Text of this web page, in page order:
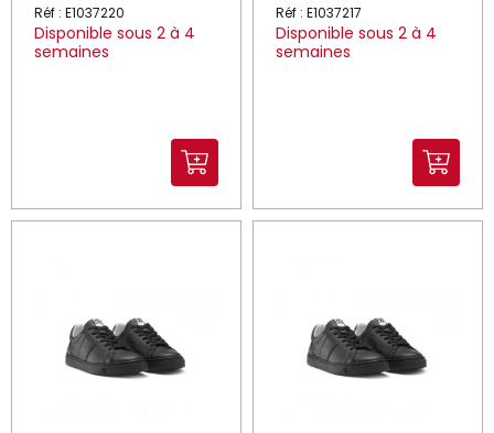
Réf : E1037220
Disponible sous 2 à 4
semaines
Réf : E1037217
Disponible sous 2 à 4
semaines